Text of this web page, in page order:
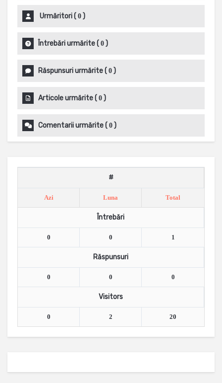
Urmăritori( 0 )
Întrebări urmărite( 0 )
Răspunsuri urmărite( 0 )
Articole urmărite( 0 )
Comentarii urmărite( 0 )
#
Azi Luna Total
Întrebări
0 0 1
Răspunsuri
0 0 0
Visitors
0 2 20